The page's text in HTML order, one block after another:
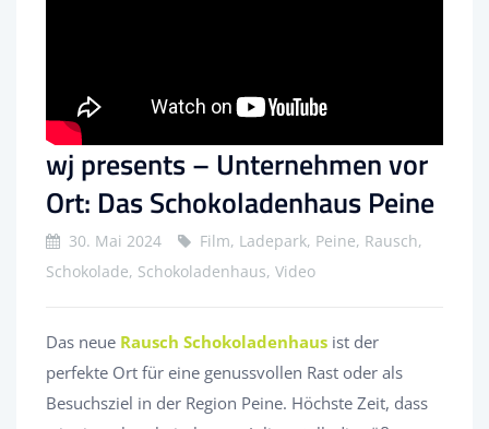
wj presents – Unternehmen vor
Ort: Das Schokoladenhaus Peine
30. Mai 2024
Film, Ladepark, Peine, Rausch,
Schokolade, Schokoladenhaus, Video
Das neue Rausch Schokoladenhaus ist der
perfekte Ort für eine genussvollen Rast oder als
Besuchsziel in der Region Peine. Höchste Zeit, dass